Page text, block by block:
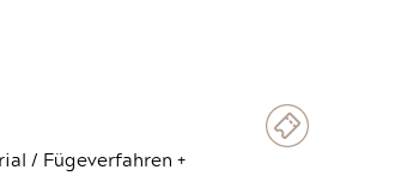
/ Fügeverfahren +